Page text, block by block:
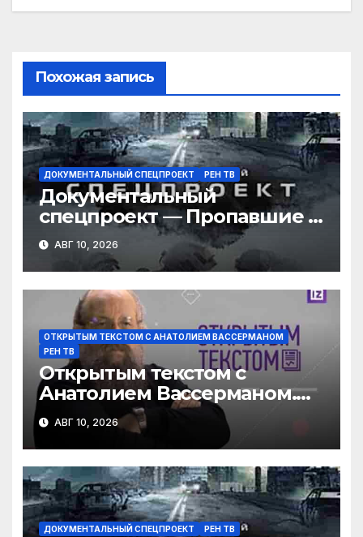
ni
ki
Похожая запись
ДОКУМЕНТАЛЬНЫЙ СПЕЦПРОЕКТ РЕН ТВ
Документальный
спецпроект — Пропавшие в
тайге: тайна семьи
Усольцевых (09.08.2026)
АВГ 10, 2026
ОТКРЫТЫМ ТЕКСТОМ С АНАТОЛИЕМ ВАССЕРМАНОМ
РЕН ТВ
Открытым текстом с
Анатолием Вассерманом.
Выпуск от 09.08.2026
АВГ 10, 2026
ДОКУМЕНТАЛЬНЫЙ СПЕЦПРОЕКТ РЕН ТВ